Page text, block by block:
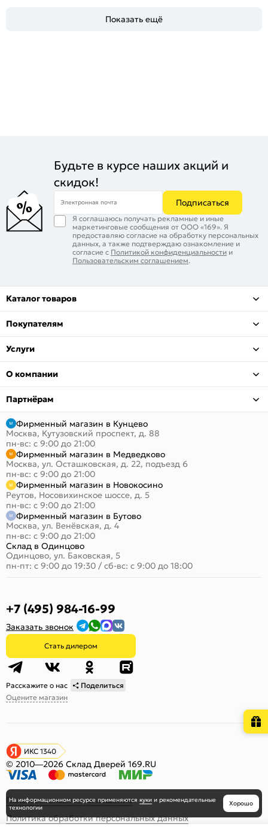
Показать ещё
Будьте в курсе наших акций и
скидок!
Электронная почта Подписаться
Я соглашаюсь получать рекламные и иные
маркетинговые сообщения от ООО «169». Я
предоставляю согласие на обработку персональных
данных, а также подтверждаю ознакомление и
согласие с Политикой конфиденциальности и
Пользовательским соглашением.
Каталог товаров
Покупателям
Услуги
О компании
Партнёрам
Фирменный магазин в Кунцево
Москва, Кутузовский проспект, д. 88
пн-вс: с 9:00 до 21:00
Фирменный магазин в Медведково
Москва, ул. Осташковская, д. 22, подъезд 6
пн-вс: с 9:00 до 21:00
Фирменный магазин в Новокосино
Реутов, Носовихинское шоссе, д. 5
пн-вс: с 9:00 до 21:00
Фирменный магазин в Бутово
Москва, ул. Венёвская, д. 4
пн-вс: с 9:00 до 21:00
Склад в Одинцово
Одинцово, ул. Баковская, 5
пн-пт: с 9:00 до 19:30 / сб-вс: с 9:00 до 18:00
+7 (495) 984-16-99
Заказать звонок
Стать дилером
Расскажите о нас
Поделиться
Оцените магазин
ИКС 1340
© 2010—2026 Склад Дверей 169.RU
Пользовательское соглашение
Политика обработки персональных данных
На информационном ресурсеприменяются куки и рекомендательные
технологии
Хорошо